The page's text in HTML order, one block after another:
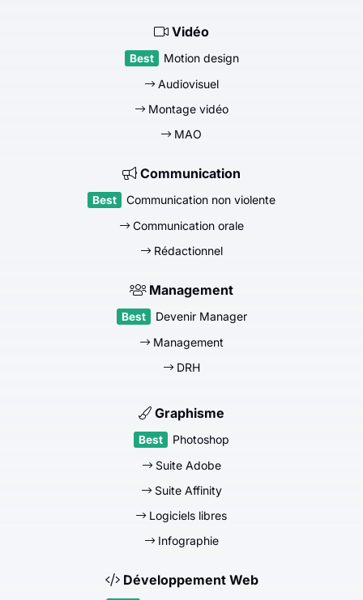
Vidéo
Motion design
Audiovisuel
Montage vidéo
MAO
Communication
Communication non violente
Communication orale
Rédactionnel
Management
Devenir Manager
Management
DRH
Graphisme
Photoshop
Suite Adobe
Suite Affinity
Logiciels libres
Infographie
Développement Web